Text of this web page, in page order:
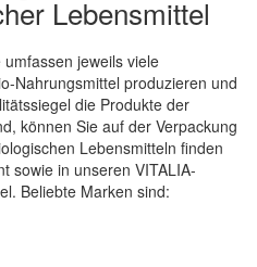
Lebensmittel
jeweils viele
Nahrungsmittel produzieren und
die Produkte der
können Sie auf der Verpackung
Lebensmitteln finden
sowie in unseren VITALIA-
Beliebte Marken sind: